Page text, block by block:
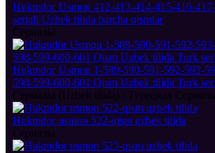
Hukmdor Usmon 412-413-414-415-416-
seriali Uzbek tilida barcha qismlar
Сериалы
Hukmdor Usmon 1-589-590-591-592-593-
598-599-600-601 Qism Uzbek tilida Turk
Сериалы (Uzbek tilida) / Турецкая
Hukmdor usmon 522-qism uzbek tilida
Сериалы